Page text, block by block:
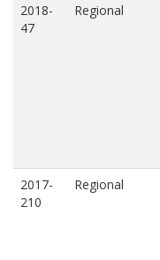
2018-
47
Regional
2017-
210
Regional